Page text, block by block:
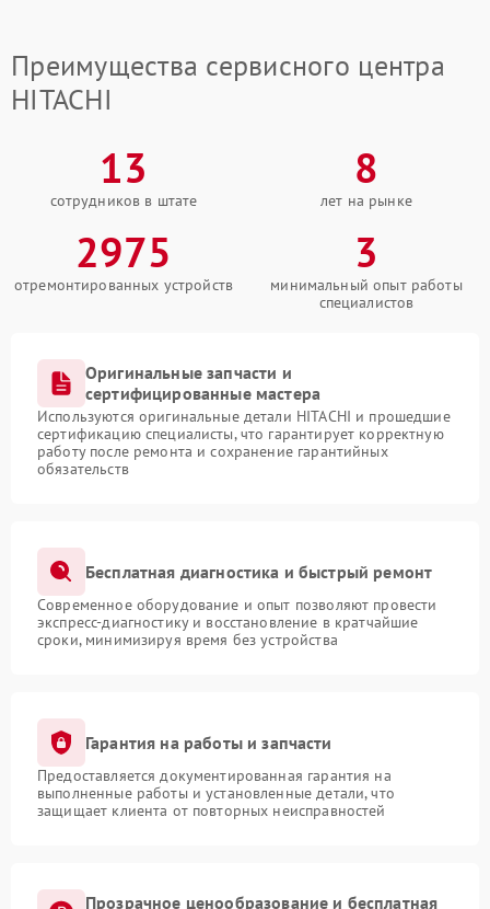
Преимущества сервисного центра
HITACHI
13
сотрудников в штате
8
лет на рынке
2975
отремонтированных устройств
3
минимальный опыт работы
специалистов
Оригинальные запчасти и
сертифицированные мастера
Используются оригинальные детали HITACHI и прошедшие
сертификацию специалисты, что гарантирует корректную
работу после ремонта и сохранение гарантийных
обязательств
Бесплатная диагностика и быстрый ремонт
Современное оборудование и опыт позволяют провести
экспресс-диагностику и восстановление в кратчайшие
сроки, минимизируя время без устройства
Гарантия на работы и запчасти
Предоставляется документированная гарантия на
выполненные работы и установленные детали, что
защищает клиента от повторных неисправностей
Прозрачное ценообразование и бесплатная